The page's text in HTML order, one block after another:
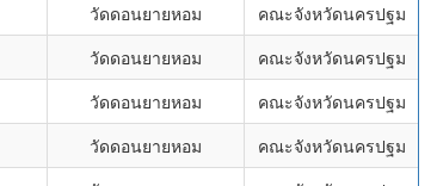
วัดดอนยายหอม
คณะจังหวัดนครปฐม
วัดดอนยายหอม
คณะจังหวัดนครปฐม
วัดดอนยายหอม
คณะจังหวัดนครปฐม
วัดดอนยายหอม
คณะจังหวัดนครปฐม